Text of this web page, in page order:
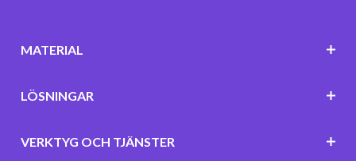
MATERIAL
LÖSNINGAR
VERKTYG OCH TJÄNSTER